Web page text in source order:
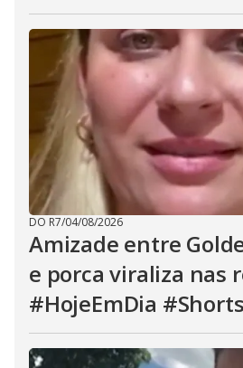
DO R7/04/08/2026
Amizade entre
e porca viraliza nas
#HojeEmDia #Shorts